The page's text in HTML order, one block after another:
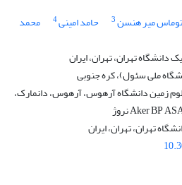
توماس میر هنسن3 حامد امینی4 محمد
تهران، تهران، ایران
ملی سئول)، کره جنوبی
زمین دانشگاه آرهوس، آرهوس، دانمارک،
تهران، تهران، ایران